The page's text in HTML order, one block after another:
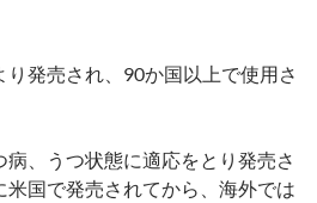
発売され、90か国以上で使用さ
、うつ状態に適応をとり発売さ
国で発売されてから、海外では